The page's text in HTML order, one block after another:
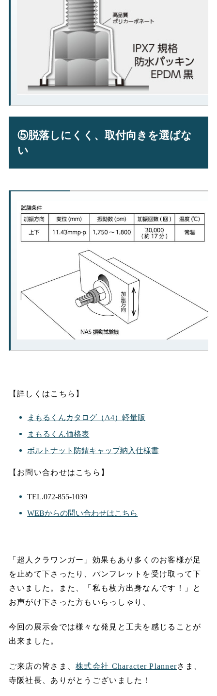
⑤脱落しにくく、取付向きを選ばな
い
【詳しくはこちら】
まもるくんカタログ（A4）軽量版
まもるくん価格表
ボルトナット防錆キャップ納入仕様書
【お問い合わせはこちら】
TEL.072-855-1039
WEBからの問い合わせはこちら
「超人クラワンガー」効果もあり多くのお客様が足
を止めて下さったり、パンフレットを受け取って下
さいました。また、「私も枚方出身なんです！」と
お声がけ下さった方もいらっしゃり、
今回の展示会では様々な発見と工夫を感じることが
出来ました。
ご来店の皆さま、株式会社 Character Plannerさま、
寺阪社長、ありがとうございました！